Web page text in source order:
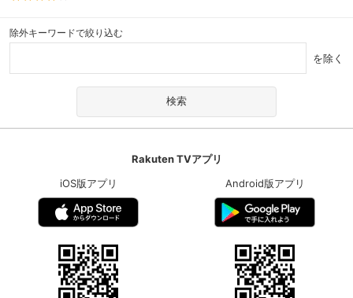
除外キーワードで絞り込む
を除く
Rakuten TVアプリ
iOS版アプリ
Android版アプリ